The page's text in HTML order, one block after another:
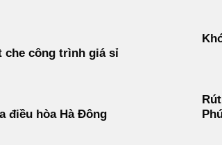
che công trình giá sỉ
điều hòa Hà Đông